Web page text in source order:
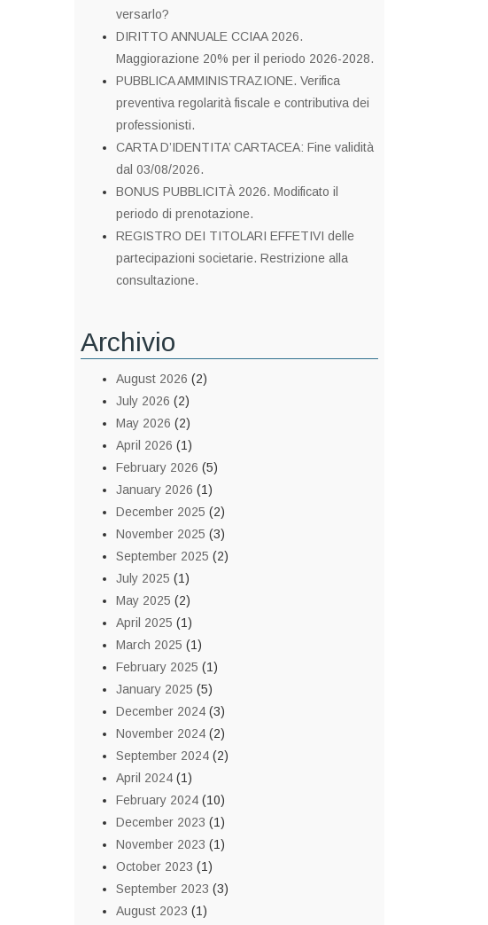
versarlo?
DIRITTO ANNUALE CCIAA 2026.
Maggiorazione 20% per il periodo 2026-2028.
PUBBLICA AMMINISTRAZIONE. Verifica
preventiva regolarità fiscale e contributiva dei
professionisti.
CARTA D’IDENTITA’ CARTACEA: Fine validità
dal 03/08/2026.
BONUS PUBBLICITÀ 2026. Modificato il
periodo di prenotazione.
REGISTRO DEI TITOLARI EFFETIVI delle
partecipazioni societarie. Restrizione alla
consultazione.
Archivio
August 2026 (2)
July 2026 (2)
May 2026 (2)
April 2026 (1)
February 2026 (5)
January 2026 (1)
December 2025 (2)
November 2025 (3)
September 2025 (2)
July 2025 (1)
May 2025 (2)
April 2025 (1)
March 2025 (1)
February 2025 (1)
January 2025 (5)
December 2024 (3)
November 2024 (2)
September 2024 (2)
April 2024 (1)
February 2024 (10)
December 2023 (1)
November 2023 (1)
October 2023 (1)
September 2023 (3)
August 2023 (1)